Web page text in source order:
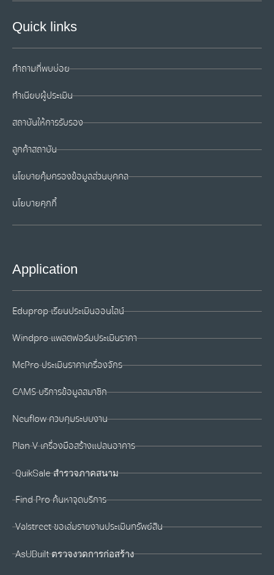
Quick links
คำถามที่พบบ่อย
ทำเนียบผู้ประเมิน
สถาบันให้การรับรอง
ลูกค้าสถาบัน
นโยบายคุ้มครองข้อมูลส่วนบุคคล
นโยบายคุกกี้
Application
Eduprop เรียนประเมินออนไลน์
Windpro แพลตฟอร์มประเมินราคา
McPro ประเมินราคาเครื่องจักร
CAMS บริการข้อมูลสมาชิก
Neuflow ควบคุมระบบงาน
Plan V เครื่องมือสร้างแปลนอาคาร
QuikSale สำรวจภาคสนาม
Find Pro ค้นหาจุดบริการ
Valstreet ขอเล่มรายงานประเมินทรัพย์สิน
AsUBuilt ตรวจงวดการก่อสร้าง